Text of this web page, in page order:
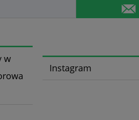
w
Instagram